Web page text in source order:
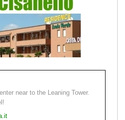
near to the Leaning Tower.